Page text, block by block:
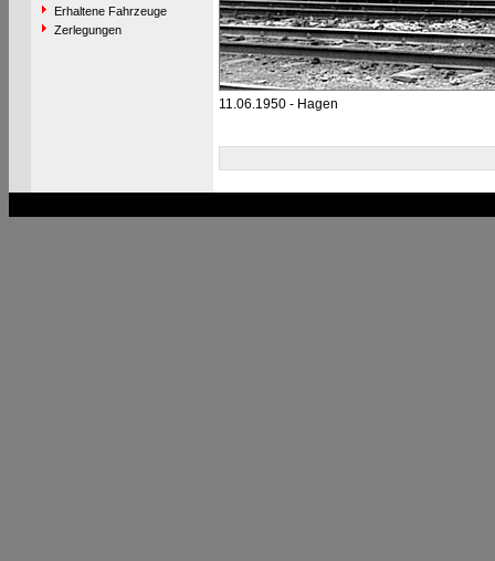
Erhaltene Fahrzeuge
Zerlegungen
11.06.1950 - Hagen